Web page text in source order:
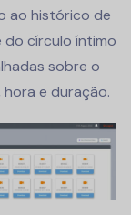
ao histórico de
do círculo íntimo
sobre o
e duração.